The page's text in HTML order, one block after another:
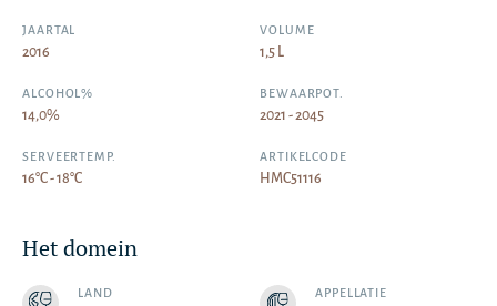
JAARTAL
2016
VOLUME
1,5 L
ALCOHOL%
14,0%
BEWAARPOT.
2021 - 2045
SERVEERTEMP.
16°C - 18°C
ARTIKELCODE
HMC51116
Het domein
LAND APPELLATIE